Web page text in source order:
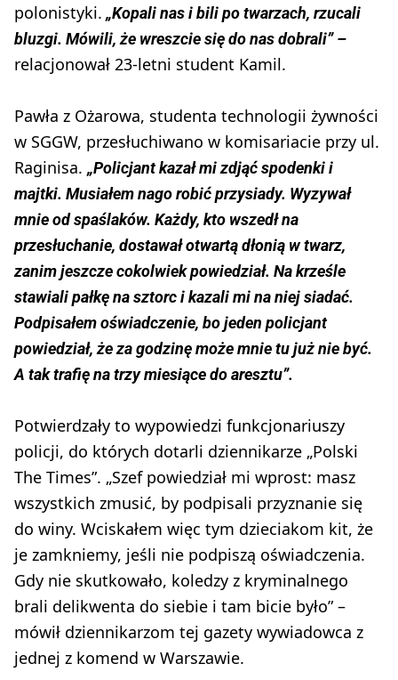
polonistyki. „Kopali nas i bili po twarzach, rzucali
bluzgi. Mówili, że wreszcie się do nas dobrali” –
relacjonował 23-letni student Kamil.
Pawła z Ożarowa, studenta technologii żywności
w SGGW, przesłuchiwano w komisariacie przy ul.
Raginisa. „Policjant kazał mi zdjąć spodenki i
majtki. Musiałem nago robić przysiady. Wyzywał
mnie od spaślaków. Każdy, kto wszedł na
przesłuchanie, dostawał otwartą dłonią w twarz,
zanim jeszcze cokolwiek powiedział. Na krześle
stawiali pałkę na sztorc i kazali mi na niej siadać.
Podpisałem oświadczenie, bo jeden policjant
powiedział, że za godzinę może mnie tu już nie być.
A tak trafię na trzy miesiące do aresztu”.
Potwierdzały to wypowiedzi funkcjonariuszy
policji, do których dotarli dziennikarze „Polski
The Times”. „Szef powiedział mi wprost: masz
wszystkich zmusić, by podpisali przyznanie się
do winy. Wciskałem więc tym dzieciakom kit, że
je zamkniemy, jeśli nie podpiszą oświadczenia.
Gdy nie skutkowało, koledzy z kryminalnego
brali delikwenta do siebie i tam bicie było” –
mówił dziennikarzom tej gazety wywiadowca z
jednej z komend w Warszawie.